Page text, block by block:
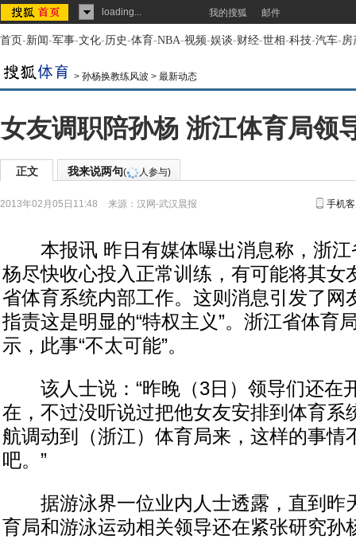
loading... 我的搜狐 邮件
首页-新闻-军事-文化-历史-体育-NBA-视频-娱谈-财经-世相-科技-汽车-房
> 孙杨换教练风波 > 最新动态
女友调职陪孙杨 浙江体育局领
正文 我来说两句( 人参与)
2013年02月05日11:48 来源： 汉网-武汉晨报 手机
本报讯 昨日有媒体曝出消息称，浙江
杨尽快收心投入正常训练，有可能将其女
省体育系统内部工作。这则消息引发了网
指责这是明显的“特权主义”。浙江省体育
示，此事“不太可能”。
该人士说：“昨晚（3日）领导们还在
在，不过没听说过把他女友安排到体育系
航调动到（浙江）体育局来，这样的事情
吧。”
据游泳界一位业内人士透露，直到昨
育局和游泳运动相关领导还在紧张研究孙